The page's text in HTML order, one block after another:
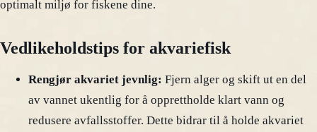
optimalt miljø for fiskene dine.
Vedlikeholdstips for akvariefisk
Rengjør akvariet jevnlig: Fjern alger og skift ut en del
av vannet ukentlig for å opprettholde klart vann og
redusere avfallsstoffer. Dette bidrar til å holde akvariet